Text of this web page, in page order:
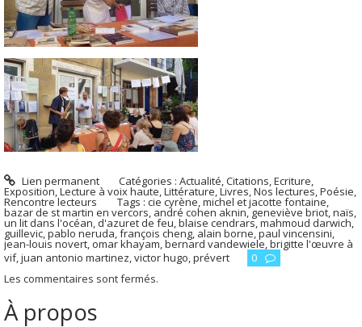
Lien permanent Catégories :Actualité,Citations,Ecriture,
Exposition,Lecture à voix haute,Littérature,Livres,Nos lectures,Poésie,
Rencontre lecteurs Tags : cie cyrène,michel et jacotte fontaine,
bazar de st martin en vercors, andré cohen aknin,geneviève briot,naïs,
un lit dans l'océan, d'azuret de feu,blaise cendrars,mahmoud darwich,
guillevic,pablo neruda,françois cheng, alain borne,paul vincensini,
jean-louis novert, omar khayam,bernard vandewiele,brigitte l'œuvre à
vif,juan antonio martinez,victor hugo,prévert
0
Les commentaires sont fermés.
À propos